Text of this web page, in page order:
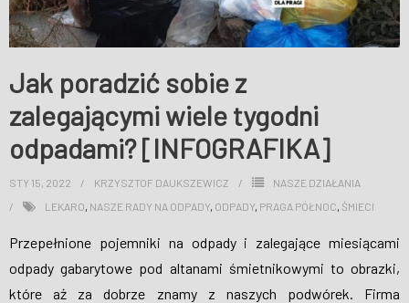
Jak poradzić sobie z
zalegającymi wiele tygodni
odpadami? [INFOGRAFIKA]
STY 15, 2022 KRZYSZTOF DAUKSZEWICZ
NASZE DZIAŁANIA
LEKARO NASZE RADY NA ODPADY ODPADY PRAGA PÓŁNOC ŚMIECI
Przepełnione pojemniki na odpady i zalegające miesiącami
odpady gabarytowe pod altanami śmietnikowymi to obrazki,
które aż za dobrze znamy z naszych podwórek. Firma